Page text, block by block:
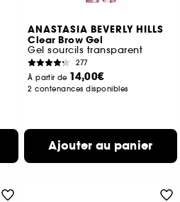
ANASTASIA BEVERLY HILLS
Clear Brow Gel
Gel sourcils transparent
277
À partir de 14,00€
2 contenances disponibles
Ajouter au panier